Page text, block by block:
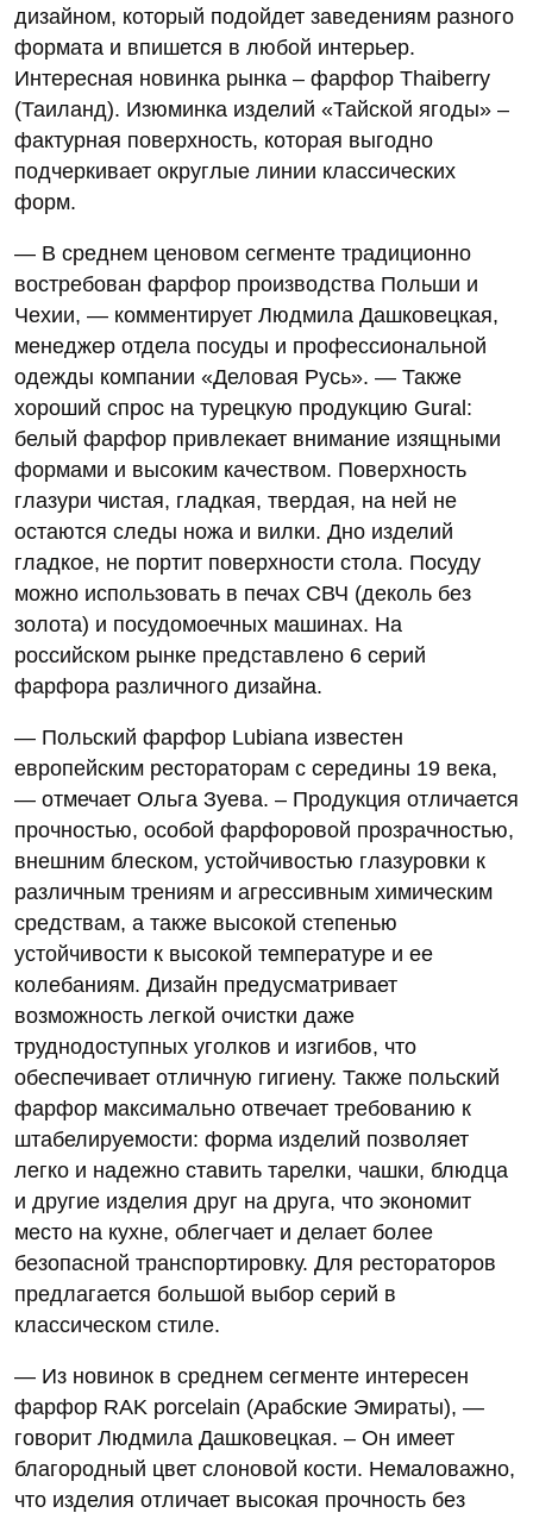
дизайном, который подойдет заведениям разного
формата и впишется в любой интерьер.
Интересная новинка рынка – фарфор Thaiberry
(Таиланд). Изюминка изделий «Тайской ягоды» –
фактурная поверхность, которая выгодно
подчеркивает округлые линии классических
форм.
— В среднем ценовом сегменте традиционно
востребован фарфор производства Польши и
Чехии, — комментирует Людмила Дашковецкая,
менеджер отдела посуды и профессиональной
одежды компании «Деловая Русь». — Также
хороший спрос на турецкую продукцию Gural:
белый фарфор привлекает внимание изящными
формами и высоким качеством. Поверхность
глазури чистая, гладкая, твердая, на ней не
остаются следы ножа и вилки. Дно изделий
гладкое, не портит поверхности стола. Посуду
можно использовать в печах СВЧ (деколь без
золота) и посудомоечных машинах. На
российском рынке представлено 6 серий
фарфора различного дизайна.
— Польский фарфор Lubiana известен
европейским рестораторам с середины 19 века,
— отмечает Ольга Зуева. – Продукция отличается
прочностью, особой фарфоровой прозрачностью,
внешним блеском, устойчивостью глазуровки к
различным трениям и агрессивным химическим
средствам, а также высокой степенью
устойчивости к высокой температуре и ее
колебаниям. Дизайн предусматривает
возможность легкой очистки даже
труднодоступных уголков и изгибов, что
обеспечивает отличную гигиену. Также польский
фарфор максимально отвечает требованию к
штабелируемости: форма изделий позволяет
легко и надежно ставить тарелки, чашки, блюдца
и другие изделия друг на друга, что экономит
место на кухне, облегчает и делает более
безопасной транспортировку. Для рестораторов
предлагается большой выбор серий в
классическом стиле.
— Из новинок в среднем сегменте интересен
фарфор RAK porcelain (Арабские Эмираты), —
говорит Людмила Дашковецкая. – Он имеет
благородный цвет слоновой кости. Немаловажно,
что изделия отличает высокая прочность без